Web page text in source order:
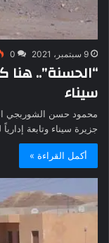
9 سبتمبر، 2021 0
“الحسنة”.. هنا
سيناء
محمود حسن الشوربجي
جزيرة سيناء وتابعة
أكمل القراءة »